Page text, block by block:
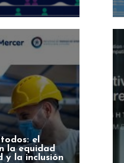
el
la equidad
y la inclusión